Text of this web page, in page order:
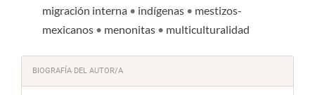
migración interna • indígenas • mestizos-
mexicanos • menonitas • multiculturalidad
Detalles del artículo
BIOGRAFÍA DEL AUTOR/A